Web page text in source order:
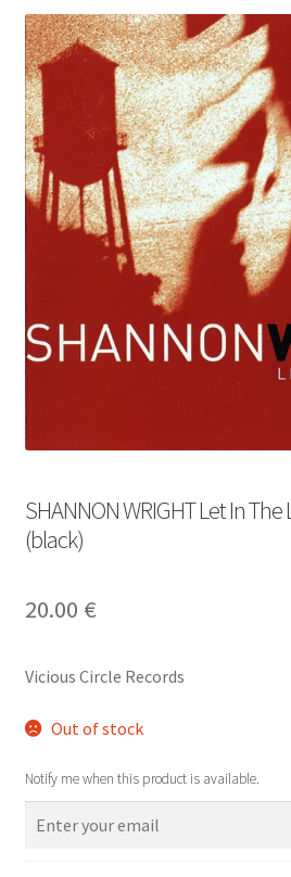
SHANNON WRIGHT Let In The
(black)
20.00 €
Vicious Circle Records
Out of stock
Notify me when this product is available.